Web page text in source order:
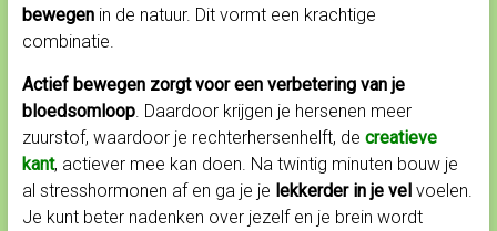
bewegenin de natuur. Dit vormt een krachtige
combinatie.
Actief bewegen zorgt voor een verbetering van je
bloedsomloop. Daardoor krijgen je hersenen meer
zuurstof, waardoor je rechterhersenhelft, de creatieve
kant, actiever mee kan doen. Na twintig minuten bouw je
al stresshormonen af en ga je je lekkerder in je velvoelen.
Je kunt beter nadenken over jezelf en je brein wordt